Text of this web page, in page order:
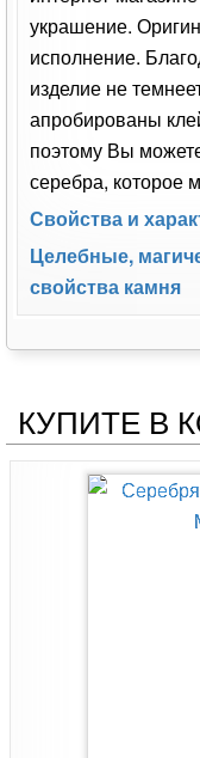
Серьги с
Производство:
Код:Тика
Наличие:0
3 900